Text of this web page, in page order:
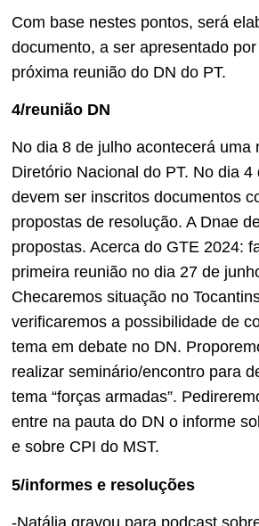
Com base nestes pontos, será
documento, a ser apresentado
próxima reunião do DN do PT.
4/reunião DN
No dia 8 de julho acontecerá uma
Diretório Nacional do PT. No dia 4
devem ser inscritos documentos
propostas de resolução. A Dnae
propostas. Acerca do GTE 2024:
primeira reunião no dia 27 de
Checaremos situação no
verificaremos a possibilidade de
tema em debate no DN.
realizar seminário/encontro para
tema “forças armadas”.
entre na pauta do DN o informe
e sobre CPI do MST.
5/informes e resoluções